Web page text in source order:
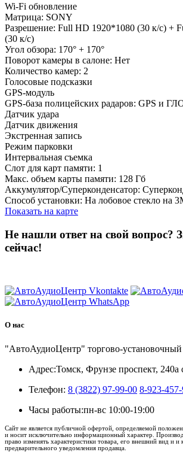
Wi-Fi обновление
Матрица: SONY
Разрешение: Full HD 1920*1080 (30 к/с) +
(30 к/с)
Угол обзора: 170° + 170°
Поворот камеры в салоне: Нет
Количество камер: 2
Голосовые подсказки
GPS-модуль
GPS-база полицейских радаров: GPS и
Датчик удара
Датчик движения
Экстренная запись
Режим парковки
Интервальная съемка
Слот для карт памяти: 1
Макс. объем карты памяти: 128 Гб
Аккумулятор/Суперконденсатор:
Способ установки: На лобовое стекло на
Показать на карте
Не нашли ответ на свой вопрос?
сейчас!
О нас
"АвтоАудиоЦентр" торгово-установочный
Адрес:Томск, Фрунзе проспект, 240а
Телефон: 8 (3822) 97-99-00 8-923-
Часы работы:пн-вс 10:00-19:00
Сайт не является публичной офертой, определяемой
и носит исключительно информационный характер.
право изменять характеристики товара, его внешний вид и и
предварительного уведомления продавца.